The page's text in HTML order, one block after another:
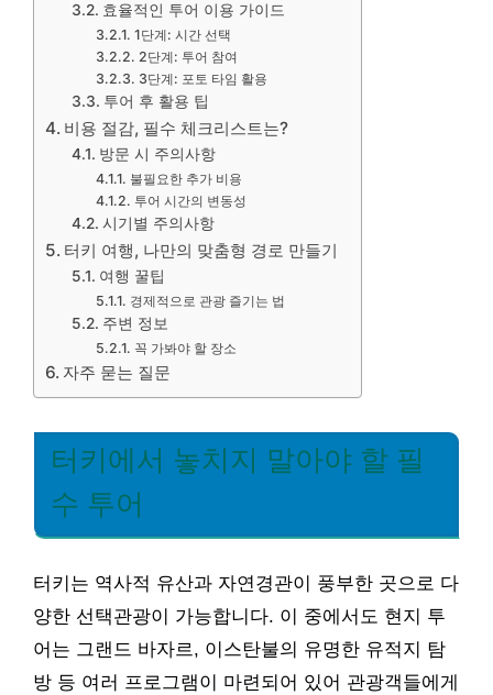
효율적인 투어 이용 가이드
1단계: 시간 선택
2단계: 투어 참여
3단계: 포토 타임 활용
투어 후 활용 팁
비용 절감, 필수 체크리스트는?
방문 시 주의사항
불필요한 추가 비용
투어 시간의 변동성
시기별 주의사항
터키 여행, 나만의 맞춤형 경로 만들기
여행 꿀팁
경제적으로 관광 즐기는 법
주변 정보
꼭 가봐야 할 장소
자주 묻는 질문
터키에서 놓치지 말아야 할 필
수 투어
터키는 역사적 유산과 자연경관이 풍부한 곳으로 다
양한 선택관광이 가능합니다. 이 중에서도 현지 투
어는 그랜드 바자르, 이스탄불의 유명한 유적지 탐
방 등 여러 프로그램이 마련되어 있어 관광객들에게